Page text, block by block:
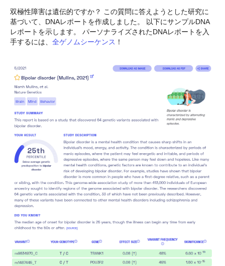
双極性障害は遺伝的ですか？ この質問に答えようとした研究に
基づいて、DNAレポートを作成しました。 以下にサンプルDNA
レポートを示します。 パーソナライズされたDNAレポートを入
手するには、 全ゲノムシーケンス ！